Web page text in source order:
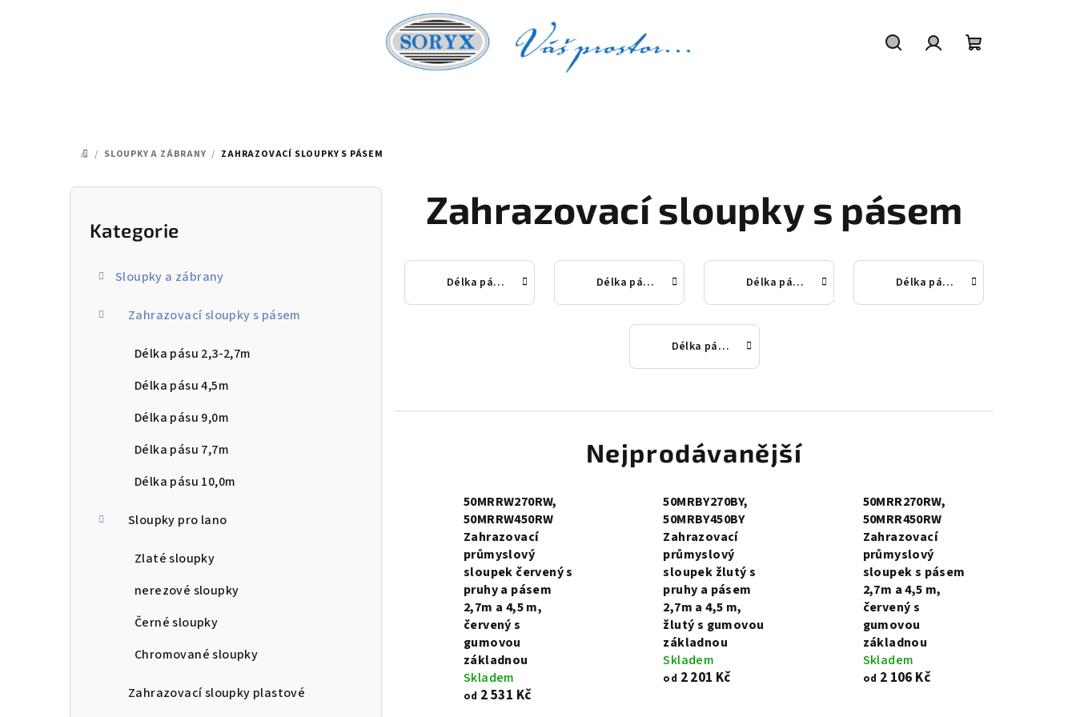
DOMŮ
/ SLOUPKY A ZÁBRANY / ZAHRAZOVACÍ SLOUPKY S PÁSEM
P
Přeskočit
kategorie
Kategorie
Sloupky a zábrany
Zahrazovací sloupky s pásem
Délka pásu 2,3-2,7m
Délka pásu 4,5m
Délka pásu 9,0m
Délka pásu 7,7m
Délka pásu 10,0m
Sloupky pro lano
Zlaté sloupky
nerezové sloupky
Černé sloupky
Chromované sloupky
Zahrazovací sloupky plastové
Zahrazovací sloupky s pásem
Délka pásu 2,3-2,7m Délka pásu 4,5m Délka pásu 9,0m Délka pásu 7,7m
Délka pásu 10,0m
Nejprodávanější
50MRRW270RW,
50MRRW450RW
Zahrazovací
průmyslový
sloupek červený s
pruhy a pásem
2,7m a 4,5 m,
červený s
gumovou
základnou
Skladem
od 2 531 Kč
50MRBY270BY,
50MRBY450BY
Zahrazovací
průmyslový
sloupek žlutý s
pruhy a pásem
2,7m a 4,5 m,
žlutý s gumovou
základnou
Skladem
od 2 201 Kč
50MRR270RW,
50MRR450RW
Zahrazovací
průmyslový
sloupek s pásem
2,7m a 4,5 m,
červený s
gumovou
základnou
Skladem
od 2 106 Kč